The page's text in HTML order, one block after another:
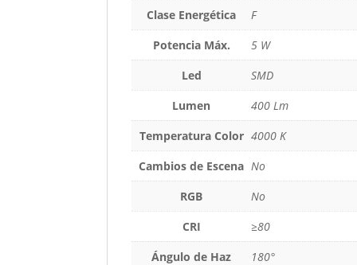
Clase Energética
F
Potencia Máx.
5 W
Led
SMD
Lumen
400 Lm
Temperatura Color 4000 K
Cambios de Escena No
RGB
No
CRI
≥80
Ángulo de Haz
180°